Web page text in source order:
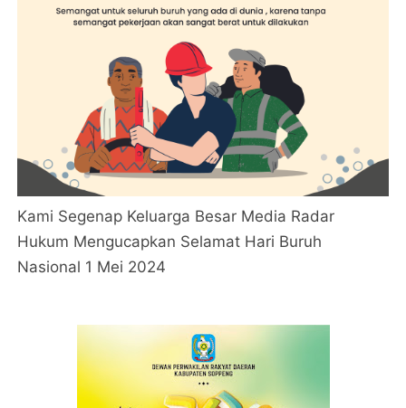
Kami Segenap Keluarga Besar Media Radar
Hukum Mengucapkan Selamat Hari Buruh
Nasional 1 Mei 2024